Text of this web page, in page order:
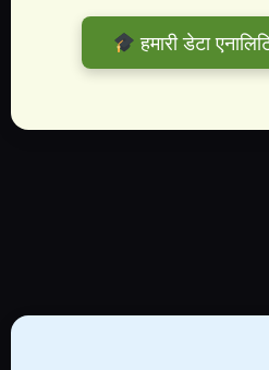
हमारी डेटा